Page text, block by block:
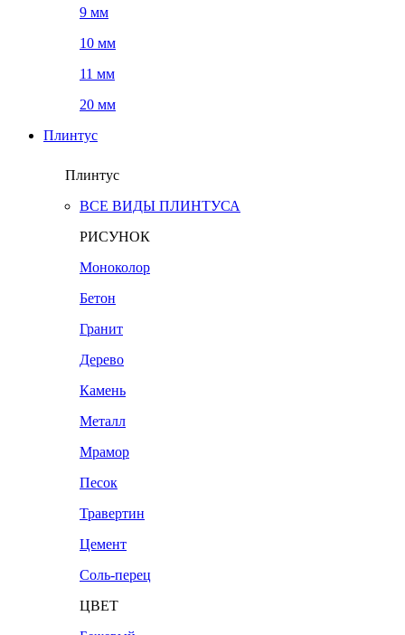
9 мм
10 мм
11 мм
20 мм
Плинтус
Плинтус
ВСЕ ВИДЫ ПЛИНТУСА
РИСУНОК
Моноколор
Бетон
Гранит
Дерево
Камень
Металл
Мрамор
Песок
Травертин
Цемент
Соль-перец
ЦВЕТ